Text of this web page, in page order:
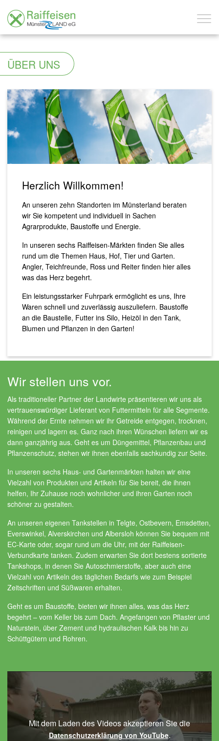
ÜBER UNS
Herzlich Willkommen!
An unseren zehn Standorten im Münsterland beraten
wir Sie kompetent und individuell in Sachen
Agrarprodukte, Baustoffe und Energie.
In unseren sechs Raiffeisen-Märkten finden Sie alles
rund um die Themen Haus, Hof, Tier und Garten.
Angler, Teichfreunde, Ross und Reiter finden hier alles
was das Herz begehrt.
Ein leistungsstarker Fuhrpark ermöglicht es uns, Ihre
Waren schnell und zuverlässig auszuliefern. Baustoffe
an die Baustelle, Futter ins Silo, Heizöl in den Tank,
Blumen und Pflanzen in den Garten!
Wir stellen uns vor.
Als traditioneller Partner der Landwirte präsentieren wir uns als
vertrauenswürdiger Lieferant von Futtermitteln für alle Segmente.
Während der Ernte nehmen wir ihr Getreide entgegen, trocknen,
reinigen und lagern es. Ganz nach ihren Wünschen liefern wir es
dann ganzjährig aus. Geht es um Düngemittel, Pflanzenbau und
Pflanzenschutz, stehen wir ihnen ebenfalls sachkundig zur Seite.
In unseren sechs Haus- und Gartenmärkten halten wir eine
Vielzahl von Produkten und Artikeln für Sie bereit, die ihnen
helfen, Ihr Zuhause noch wohnlicher und ihren Garten noch
schöner zu gestalten.
An unseren eigenen Tankstellen in Telgte, Ostbevern, Emsdetten,
Everswinkel, Alverskirchen und Albersloh können Sie bequem mit
EC-Karte oder, sogar rund um die Uhr, mit der Raiffeisen-
Verbundkarte tanken. Zudem erwarten Sie dort bestens sortierte
Tankshops, in denen Sie Autoschmierstoffe, aber auch eine
Vielzahl von Artikeln des täglichen Bedarfs wie zum Beispiel
Zeitschriften und Süßwaren erhalten.
Geht es um Baustoffe, bieten wir ihnen alles, was das Herz
begehrt – vom Keller bis zum Dach. Angefangen von Pflaster und
Naturstein, über Zement und hydraulischen Kalk bis hin zu
Schüttgütern und Rohren.
Mit dem Laden des Videos akzeptieren Sie die
Datenschutzerklärung von YouTube.